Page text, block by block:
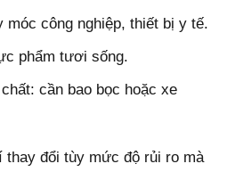
móc công nghiệp, thiết bị y tế.
phẩm tươi sống.
cần bao bọc hoặc xe
thay đổi tùy mức độ rủi ro mà